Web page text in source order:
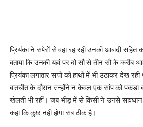
प्रियंका ने सपेरों से वहां रह रही उनकी आबादी सहित
बताया कि उनकी यहां पर दो सौ से तीन सौ के करीब
प्रियंका लगातार सांपों को हाथों में भी उठाकर देख
बातचीत के दौरान उन्होंने न केवल एक सांप को
खेलती भी रहीं। जब भीड़ में से किसी ने उनसे सावधान
कहा कि कुछ नही होगा सब ठीक है।